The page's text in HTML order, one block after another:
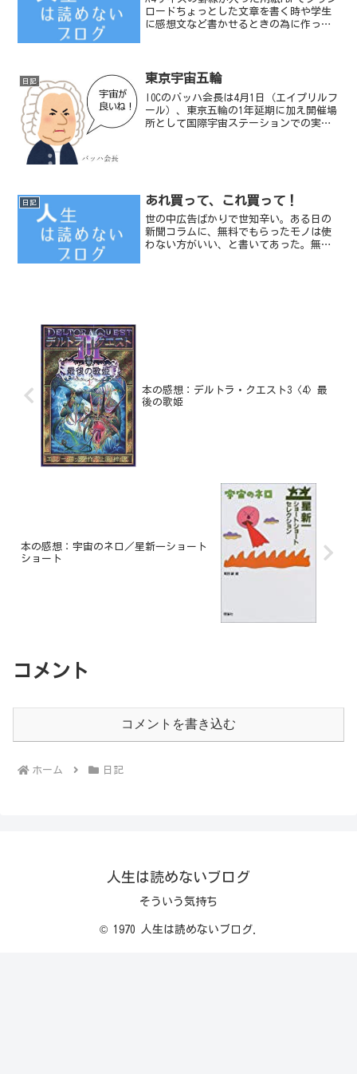
ロードちょっとした文章を書く時や学生
に感想文など書かせるときの為に作っ
（A4横 -...
日記 東京宇宙五輪
IOCのバッハ会長は4月1日（エイプリルフ
ール）、東京五輪の1年延期に加え開催場
所として国際宇宙ステーションでの実施
日記 あれ買って、これ買って！
世の中広告ばかりで世知辛い。ある日の
新聞コラムに、無料でもらったモノは使
わない方がいい、と書いてあった。無料
本の感想：デルトラ・クエスト3〈4〉最
後の歌姫
本の感想：宇宙のネロ／星新一ショート
ショート
コメント
コメントを書き込む
ホーム 日記
人生は読めないブログ
そういう気持ち
© 1970 人生は読めないブログ.